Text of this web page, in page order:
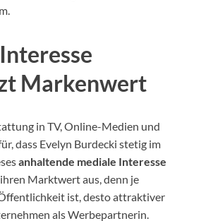
Markenwert
in TV, Online-Medien und
dass Evelyn Burdecki stetig im
anhaltende mediale Interesse
Marktwert aus, denn je
ist, desto attraktiver
als Werbepartnerin.